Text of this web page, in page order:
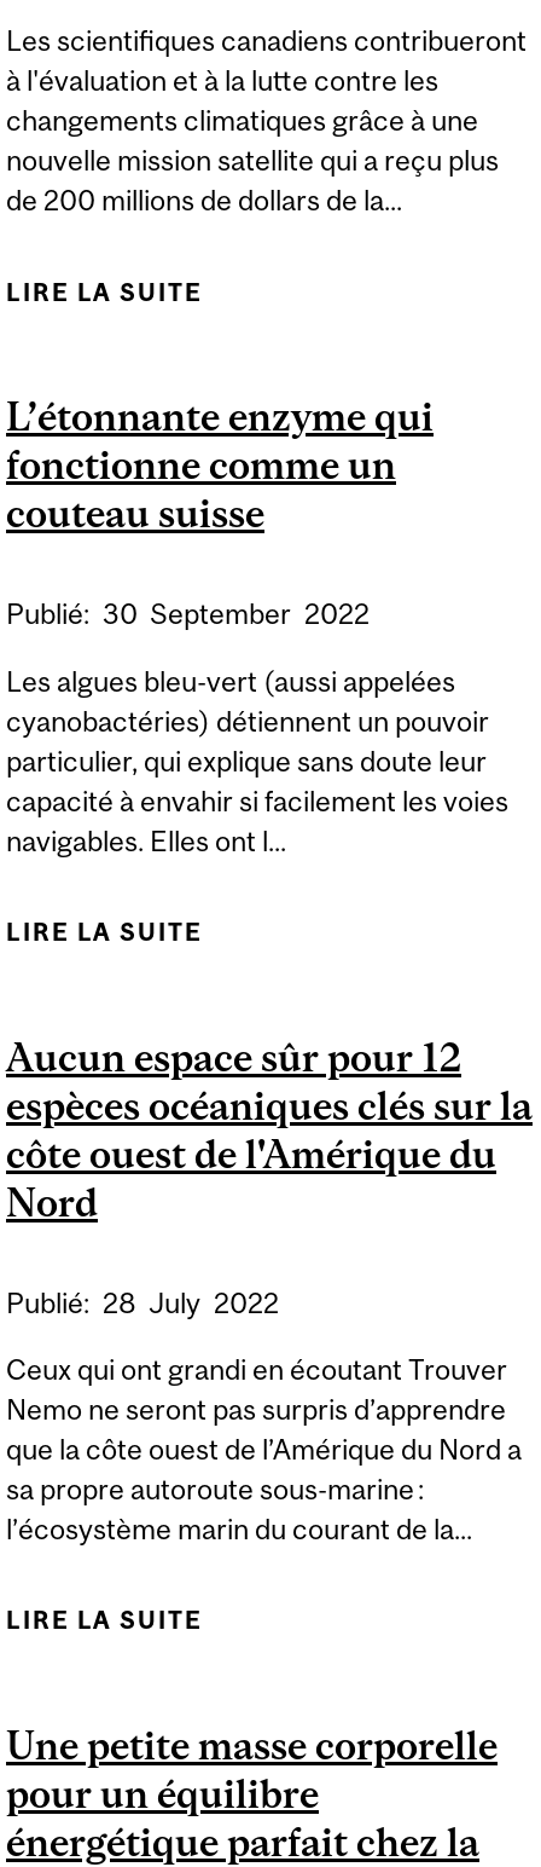
Les scientifiques canadiens contribueront
à l'évaluation et à la lutte contre les
changements climatiques grâce à une
nouvelle mission satellite qui a reçu plus
de 200 millions de dollars de la...
LIRE LA SUITE
NOUVELLE MISSION
SATELLITE CO-DIRIGÉE
PAR L'UNIVERSITÉ
L’étonnante enzyme qui
fonctionne comme un
couteau suisse
Publié: 30 September 2022
Les algues bleu-vert (aussi appelées
cyanobactéries) détiennent un pouvoir
particulier, qui explique sans doute leur
capacité à envahir si facilement les voies
navigables. Elles ont l...
LIRE LA SUITE
UN COUTEAU SUISSE
Aucun espace sûr pour 12
espèces océaniques clés sur la
côte ouest de l'Amérique du
Nord
Publié: 28 July 2022
Ceux qui ont grandi en écoutant Trouver
Nemo ne seront pas surpris d’apprendre
que la côte ouest de l’Amérique du Nord a
sa propre autoroute sous-marine :
l’écosystème marin du courant de la...
LIRE LA SUITE
LA CÔTE OUEST DE
L'AMÉRIQUE DU NORD
Une petite masse corporelle
pour un équilibre
énergétique parfait chez la